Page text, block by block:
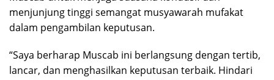
menjunjung tinggi semangat musyawarah mufakat
dalam pengambilan keputusan.
“Saya berharap Muscab ini berlangsung dengan tertib,
lancar, dan menghasilkan keputusan terbaik. Hindari